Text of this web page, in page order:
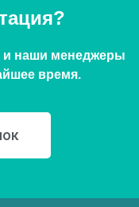
и наши менеджеры
время.